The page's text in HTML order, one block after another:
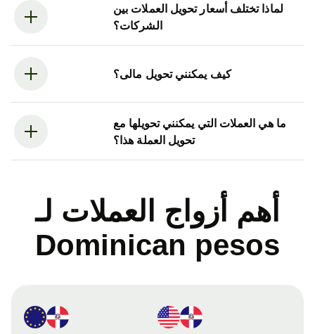
لماذا تختلف أسعار تحويل العملات بين
الشركات؟
كيف يمكنني تحويل مالى؟
ما هي العملات التي يمكنني تحويلها مع
تحويل العملة هذا؟
أهم أزواج العملات لـ
Dominican pesos